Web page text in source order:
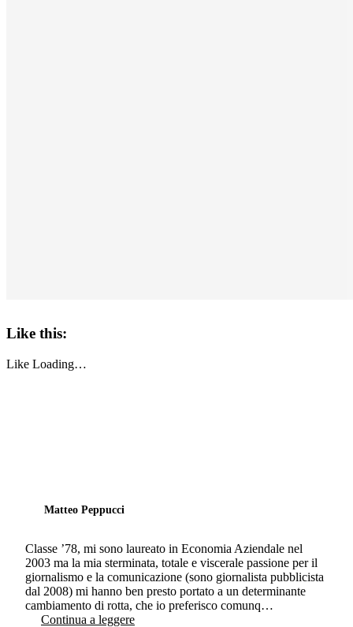
Like this:
Like Loading…
Matteo Peppucci
Classe ’78, mi sono laureato in Economia Aziendale nel
2003 ma la mia sterminata, totale e viscerale passione per il
giornalismo e la comunicazione (sono giornalista pubblicista
dal 2008) mi hanno ben presto portato a un determinante
cambiamento di rotta, che io preferisco comunq…
Continua a leggere